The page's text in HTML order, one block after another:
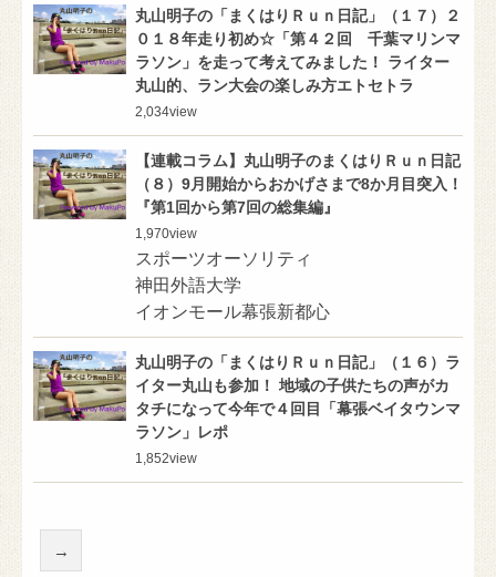
丸山明子の「まくはりＲｕｎ日記」（１７）２
０１８年走り初め☆「第４２回 千葉マリンマ
ラソン」を走って考えてみました！ ライター
丸山的、ラン大会の楽しみ方エトセトラ
2,034view
【連載コラム】丸山明子のまくはりＲｕｎ日記
（８）9月開始からおかげさまで8か月目突入！
『第1回から第7回の総集編』
1,970view
スポーツオーソリティ
神田外語大学
イオンモール幕張新都心
丸山明子の「まくはりＲｕｎ日記」（１６）ラ
イター丸山も参加！ 地域の子供たちの声がカ
タチになって今年で４回目「幕張ベイタウンマ
ラソン」レポ
1,852view
→